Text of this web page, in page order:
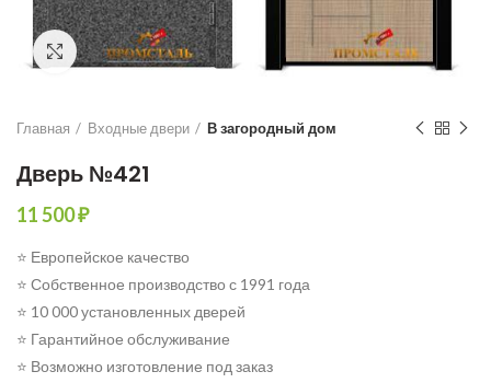
Click to enlarge
Главная Входные двери В загородный дом
Дверь №421
11 500₽
⭐ Европейское качество
⭐ Собственное производство с 1991 года
⭐ 10 000 установленных дверей
⭐ Гарантийное обслуживание
⭐ Возможно изготовление под заказ